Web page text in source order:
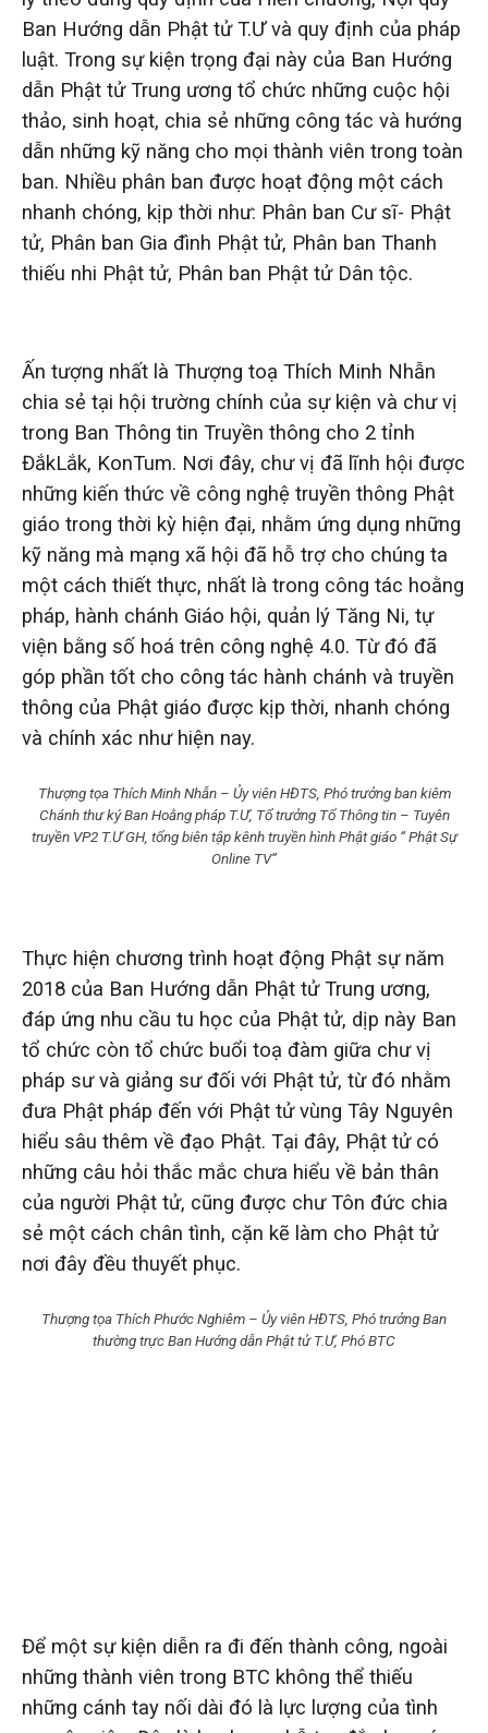
Ban Hướng dẫn Phật tử T.Ư và quy định của pháp
luật. Trong sự kiện trọng đại này của Ban Hướng
dẫn Phật tử Trung ương tổ chức những cuộc hội
thảo, sinh hoạt, chia sẻ những công tác và hướng
dẫn những kỹ năng cho mọi thành viên trong toàn
ban. Nhiều phân ban được hoạt động một cách
nhanh chóng, kịp thời như: Phân ban Cư sĩ- Phật
tử, Phân ban Gia đình Phật tử, Phân ban Thanh
thiếu nhi Phật tử, Phân ban Phật tử Dân tộc.
Ấn tượng nhất là Thượng toạ Thích Minh Nhẫn
chia sẻ tại hội trường chính của sự kiện và chư vị
trong Ban Thông tin Truyền thông cho 2 tỉnh
ĐắkLắk, KonTum. Nơi đây, chư vị đã lĩnh hội được
những kiến thức về công nghệ truyền thông Phật
giáo trong thời kỳ hiện đại, nhằm ứng dụng những
kỹ năng mà mạng xã hội đã hỗ trợ cho chúng ta
một cách thiết thực, nhất là trong công tác hoằng
pháp, hành chánh Giáo hội, quản lý Tăng Ni, tự
viện bằng số hoá trên công nghệ 4.0. Từ đó đã
góp phần tốt cho công tác hành chánh và truyền
thông của Phật giáo được kịp thời, nhanh chóng
và chính xác như hiện nay.
Thượng tọa Thích Minh Nhẫn – Ủy viên HĐTS, Phó trưởng ban kiêm
Chánh thư ký Ban Hoằng pháp T.Ư, Tổ trưởng Tổ Thông tin – Tuyên
truyền VP2 T.Ư GH, tổng biên tập kênh truyền hình Phật giáo “ Phật Sự
Online TV”
Thực hiện chương trình hoạt động Phật sự năm
2018 của Ban Hướng dẫn Phật tử Trung ương,
đáp ứng nhu cầu tu học của Phật tử, dịp này Ban
tổ chức còn tổ chức buổi toạ đàm giữa chư vị
pháp sư và giảng sư đối với Phật tử, từ đó nhằm
đưa Phật pháp đến với Phật tử vùng Tây Nguyên
hiểu sâu thêm về đạo Phật. Tại đây, Phật tử có
những câu hỏi thắc mắc chưa hiểu về bản thân
của người Phật tử, cũng được chư Tôn đức chia
sẻ một cách chân tình, cặn kẽ làm cho Phật tử
nơi đây đều thuyết phục.
Thượng tọa Thích Phước Nghiêm – Ủy viên HĐTS, Phó trưởng Ban
thường trực Ban Hướng dẫn Phật tử T.Ư, Phó BTC
Để một sự kiện diễn ra đi đến thành công, ngoài
những thành viên trong BTC không thể thiếu
những cánh tay nối dài đó là lực lượng của tình